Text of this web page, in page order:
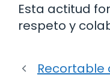
Esta actitud
respeto y